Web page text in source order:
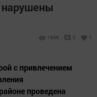
нарушены
1966 0 1
с привлечением
проведена